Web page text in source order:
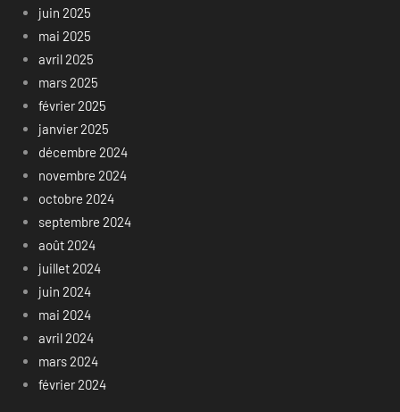
juin 2025
mai 2025
avril 2025
mars 2025
février 2025
janvier 2025
décembre 2024
novembre 2024
octobre 2024
septembre 2024
août 2024
juillet 2024
juin 2024
mai 2024
avril 2024
mars 2024
février 2024